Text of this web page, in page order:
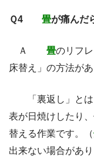
Ｑ4 畳が痛んだ
Ａ 畳のリフ
床替え」の方法があ
「裏返し」とは
表が日焼けしたり
替える作業です。（
出来ない場合があり